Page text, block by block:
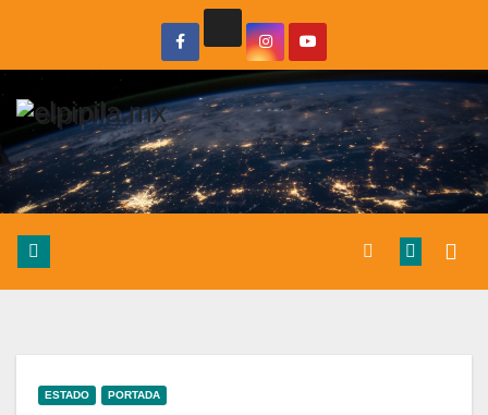
ESTADO PORTADA